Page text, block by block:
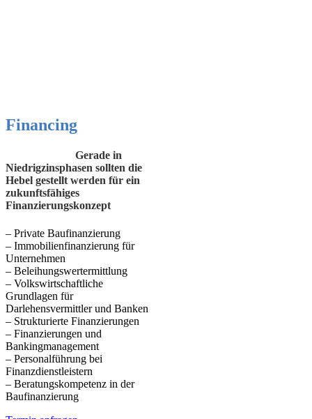
Financing
Gerade in
Niedrigzinsphasen sollten die
Hebel gestellt werden für ein
zukunftsfähiges
Finanzierungskonzept
– Private Baufinanzierung
– Immobilienfinanzierung für
Unternehmen
– Beleihungswertermittlung
– Volkswirtschaftliche
Grundlagen für
Darlehensvermittler und Banken
– Strukturierte Finanzierungen
– Finanzierungen und
Bankingmanagement
– Personalführung bei
Finanzdienstleistern
– Beratungskompetenz in der
Baufinanzierung